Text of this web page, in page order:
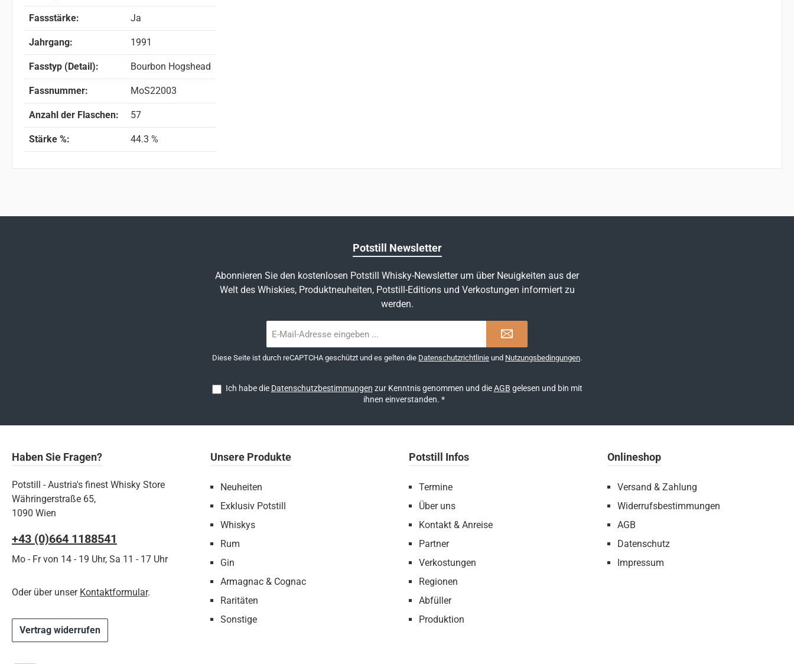
Fassstärke: Ja
Jahrgang: 1991
Fasstyp (Detail): Bourbon Hogshead
Fassnummer: MoS22003
Anzahl der Flaschen: 57
Stärke %: 44.3 %
Potstill Newsletter
Abonnieren Sie den kostenlosen Potstill Whisky-Newsletter um über Neuigkeiten aus der
Welt des Whiskies, Produktneuheiten, Potstill-Editions und Verkostungen informiert zu
werden.
Mail-
Diese Seite ist durch reCAPTCHA geschützt und es gelten die Datenschutzrichtlinie und Nutzungsbedingungen.
Ich habe die Datenschutzbestimmungen zur Kenntnis genommen und dieAGB gelesen und bin mit
ihnen einverstanden. *
Haben Sie Fragen?
Potstill - Austria's finest Whisky Store
Währingerstraße 65,
1090 Wien
+43 (0)664 1188541‬
Mo - Fr von 14 - 19 Uhr, Sa 11 - 17 Uhr
Oder über unser Kontaktformular.
Vertrag widerrufen
Unsere Produkte
Neuheiten
Exklusiv Potstill
Whiskys
Rum
Gin
Armagnac & Cognac
Raritäten
Sonstige
Potstill Infos
Termine
Über uns
Kontakt & Anreise
Partner
Verkostungen
Regionen
Abfüller
Produktion
Onlineshop
Versand & Zahlung
Widerrufsbestimmungen
AGB
Datenschutz
Impressum